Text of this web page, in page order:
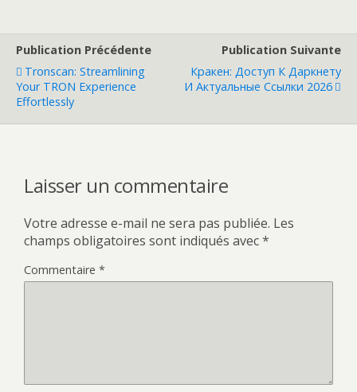
Publication Précédente
Tronscan: Streamlining
Your TRON Experience
Effortlessly
Publication Suivante
Кракен: Доступ К Даркнету
И Актуальные Ссылки 2026
Laisser un commentaire
Votre adresse e-mail ne sera pas publiée. Les
champs obligatoires sont indiqués avec*
Commentaire *